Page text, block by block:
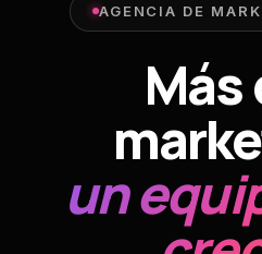
AGENCIA DE
Más
un